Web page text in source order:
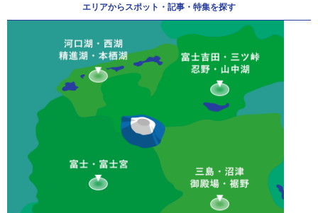
エリアからスポット・記事・特集を探す